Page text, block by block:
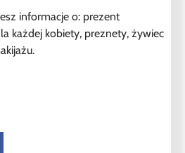
informacje o: prezent
każdej kobiety, preznety, żywiec